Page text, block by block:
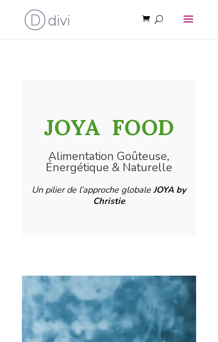
JOYA FOOD
Alimentation Goûteuse,
Énergétique & Naturelle
Un pilier de l’approche globaleJOYA by
Christie